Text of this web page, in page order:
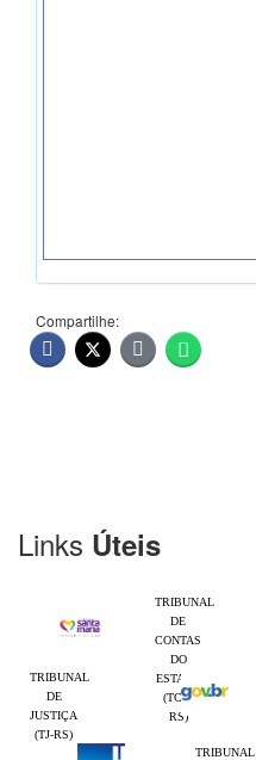
Compartilhe:
Links Úteis
TRIBUNAL
DE
CONTAS
DO
ESTADO
(TCE-
RS)
TRIBUNAL
DE
JUSTIÇA
(TJ-RS)
TRIBUNAL